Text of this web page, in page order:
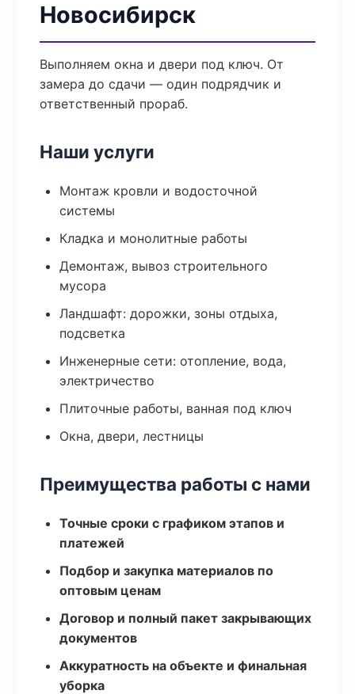
Новосибирск
Выполняем окна и двери под ключ. От
замера до сдачи — один подрядчик и
ответственный прораб.
Наши услуги
Монтаж кровли и водосточной
системы
Кладка и монолитные работы
Демонтаж, вывоз строительного
мусора
Ландшафт: дорожки, зоны отдыха,
подсветка
Инженерные сети: отопление, вода,
электричество
Плиточные работы, ванная под ключ
Окна, двери, лестницы
Преимущества работы с нами
Точные сроки с графиком этапов и
платежей
Подбор и закупка материалов по
оптовым ценам
Договор и полный пакет закрывающих
документов
Аккуратность на объекте и финальная
уборка